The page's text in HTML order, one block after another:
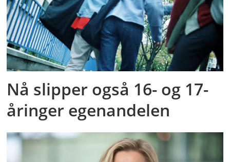
Nå slipper også 16- og 17-
åringer egenandelen